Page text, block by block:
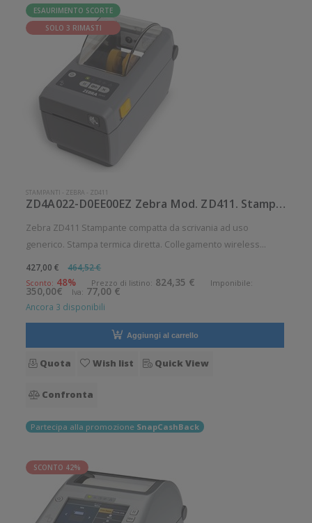
ESAURIMENTO SCORTE
SOLO 3 RIMASTI
STAMPANTI - ZEBRA - ZD411
ZD4A022-D0EE00EZ Zebra Mod. ZD411. Stampante di etichette.
Zebra ZD411 Stampante compatta da scrivania ad uso
generico. Stampa termica diretta. Collegamento wireless
stampa: 8 dot/mm Wireless: Presente Supporto di stampa:
Braccialetti, Carta in
427,00 € 464,52 €
Sconto: 48% Prezzo di listino: 824,35 € Imponibile:
350,00€ Iva: 77,00 €
Ancora 3 disponibili
Aggiungi al carrello
Quota Wish list Quick View
Confronta
Partecipa alla promozione SnapCashBack
SCONTO 42%